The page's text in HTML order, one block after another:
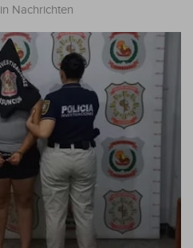
in Nachrichten